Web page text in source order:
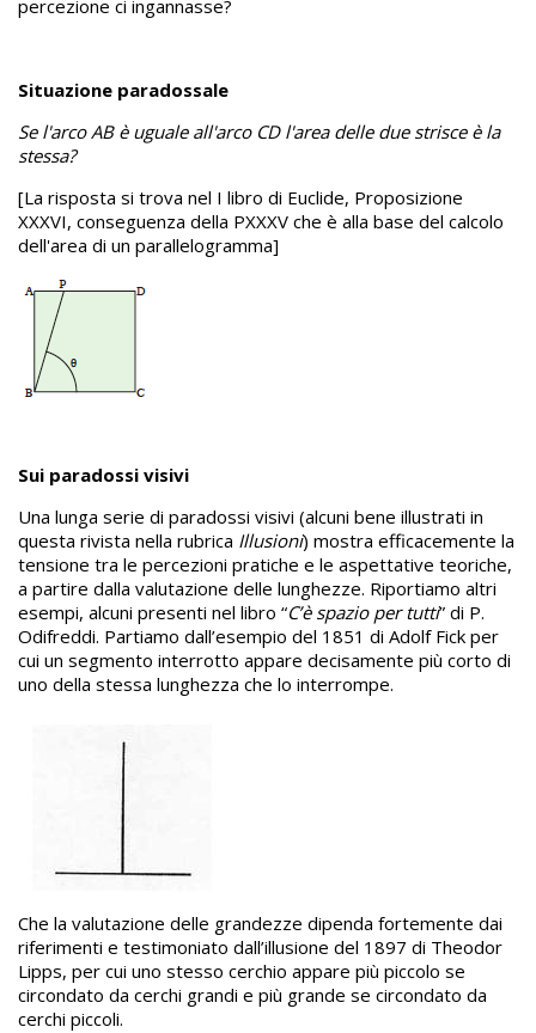
percezione ci ingannasse?
Situazione paradossale
Se l'arco AB è uguale all'arco CD l'area delle due strisce è la
stessa?
[La risposta si trova nel I libro di Euclide, Proposizione
XXXVI, conseguenza della PXXXV che è alla base del calcolo
dell'area di un parallelogramma]
Sui paradossi visivi
Una lunga serie di paradossi visivi (alcuni bene illustrati in
questa rivista nella rubrica Illusioni) mostra efficacemente la
tensione tra le percezioni pratiche e le aspettative teoriche,
a partire dalla valutazione delle lunghezze. Riportiamo altri
esempi, alcuni presenti nel libro “C’è spazio per tutti” di P.
Odifreddi. Partiamo dall’esempio del 1851 di Adolf Fick per
cui un segmento interrotto appare decisamente più corto di
uno della stessa lunghezza che lo interrompe.
Che la valutazione delle grandezze dipenda fortemente dai
riferimenti e testimoniato dall’illusione del 1897 di Theodor
Lipps, per cui uno stesso cerchio appare più piccolo se
circondato da cerchi grandi e più grande se circondato da
cerchi piccoli.